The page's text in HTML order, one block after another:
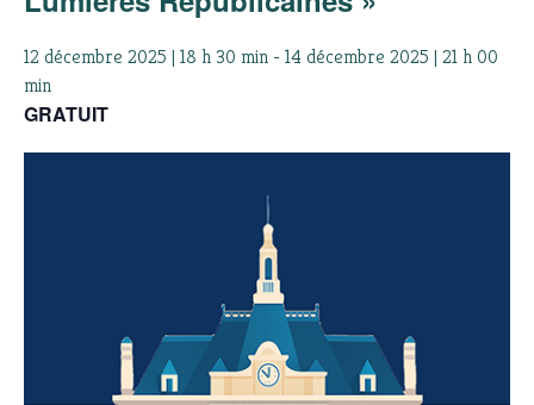
12 décembre 2025 | 18 h 30 min - 14 décembre 2025 | 21 h 00
min
GRATUIT